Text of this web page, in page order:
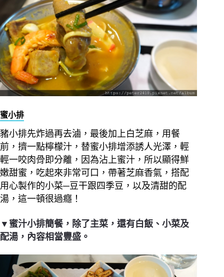
蜜小排
豬小排先炸過再去滷，最後加上白芝麻，用餐
前，擠一點檸檬汁，替蜜小排增添誘人光澤，輕
輕一咬肉骨即分離，因為沾上蜜汁，所以顯得鮮
嫩甜蜜，吃起來非常可口，帶著芝麻香氣，搭配
用心製作的小菜─豆干跟四季豆，以及清甜的配
湯，這一頓很過癮！
▼蜜汁小排簡餐，除了主菜，還有白飯、小菜及
配湯，內容相當豐盛。